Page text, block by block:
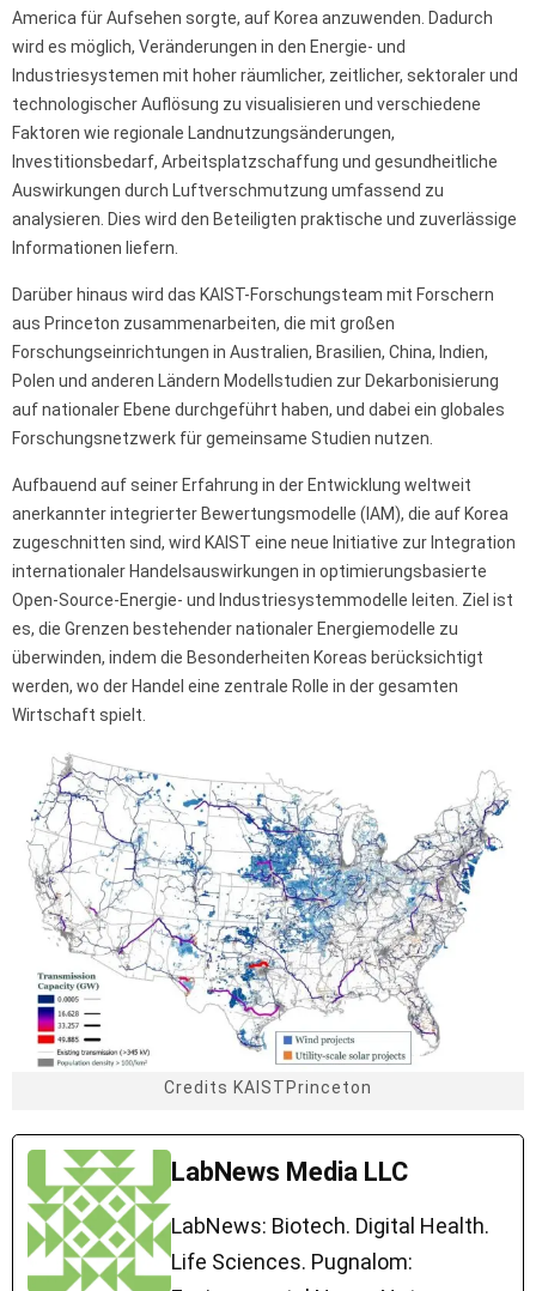
America für Aufsehen sorgte, auf Korea anzuwenden. Dadurch
wird es möglich, Veränderungen in den Energie- und
Industriesystemen mit hoher räumlicher, zeitlicher, sektoraler und
technologischer Auflösung zu visualisieren und verschiedene
Faktoren wie regionale Landnutzungsänderungen,
Investitionsbedarf, Arbeitsplatzschaffung und gesundheitliche
Auswirkungen durch Luftverschmutzung umfassend zu
analysieren. Dies wird den Beteiligten praktische und zuverlässige
Informationen liefern.
Darüber hinaus wird das KAIST-Forschungsteam mit Forschern
aus Princeton zusammenarbeiten, die mit großen
Forschungseinrichtungen in Australien, Brasilien, China, Indien,
Polen und anderen Ländern Modellstudien zur Dekarbonisierung
auf nationaler Ebene durchgeführt haben, und dabei ein globales
Forschungsnetzwerk für gemeinsame Studien nutzen.
Aufbauend auf seiner Erfahrung in der Entwicklung weltweit
anerkannter integrierter Bewertungsmodelle (IAM), die auf Korea
zugeschnitten sind, wird KAIST eine neue Initiative zur Integration
internationaler Handelsauswirkungen in optimierungsbasierte
Open-Source-Energie- und Industriesystemmodelle leiten. Ziel ist
es, die Grenzen bestehender nationaler Energiemodelle zu
überwinden, indem die Besonderheiten Koreas berücksichtigt
werden, wo der Handel eine zentrale Rolle in der gesamten
Wirtschaft spielt.
Credits KAISTPrinceton
LabNews Media LLC
LabNews: Biotech. Digital Health.
Life Sciences. Pugnalom: